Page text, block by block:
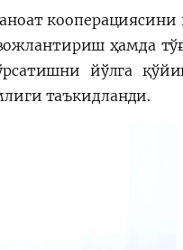
кооперациясини
ҳамда
йўлга
таъкидланди.